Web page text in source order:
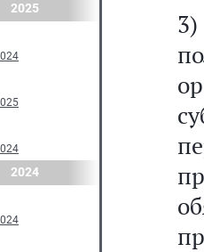
2025
2024